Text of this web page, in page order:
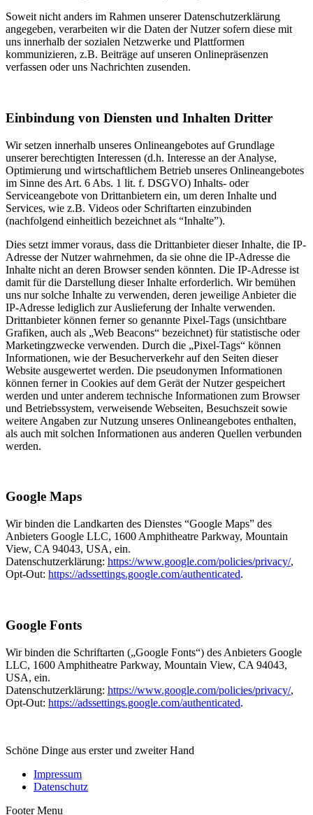
Soweit nicht anders im Rahmen unserer Datenschutzerklärung
angegeben, verarbeiten wir die Daten der Nutzer sofern diese mit
uns innerhalb der sozialen Netzwerke und Plattformen
kommunizieren, z.B. Beiträge auf unseren Onlinepräsenzen
verfassen oder uns Nachrichten zusenden.
Einbindung von Diensten und Inhalten Dritter
Wir setzen innerhalb unseres Onlineangebotes auf Grundlage
unserer berechtigten Interessen (d.h. Interesse an der Analyse,
Optimierung und wirtschaftlichem Betrieb unseres Onlineangebotes
im Sinne des Art. 6 Abs. 1 lit. f. DSGVO) Inhalts- oder
Serviceangebote von Drittanbietern ein, um deren Inhalte und
Services, wie z.B. Videos oder Schriftarten einzubinden
(nachfolgend einheitlich bezeichnet als “Inhalte”).
Dies setzt immer voraus, dass die Drittanbieter dieser Inhalte, die IP-
Adresse der Nutzer wahrnehmen, da sie ohne die IP-Adresse die
Inhalte nicht an deren Browser senden könnten. Die IP-Adresse ist
damit für die Darstellung dieser Inhalte erforderlich. Wir bemühen
uns nur solche Inhalte zu verwenden, deren jeweilige Anbieter die
IP-Adresse lediglich zur Auslieferung der Inhalte verwenden.
Drittanbieter können ferner so genannte Pixel-Tags (unsichtbare
Grafiken, auch als „Web Beacons“ bezeichnet) für statistische oder
Marketingzwecke verwenden. Durch die „Pixel-Tags“ können
Informationen, wie der Besucherverkehr auf den Seiten dieser
Website ausgewertet werden. Die pseudonymen Informationen
können ferner in Cookies auf dem Gerät der Nutzer gespeichert
werden und unter anderem technische Informationen zum Browser
und Betriebssystem, verweisende Webseiten, Besuchszeit sowie
weitere Angaben zur Nutzung unseres Onlineangebotes enthalten,
als auch mit solchen Informationen aus anderen Quellen verbunden
werden.
Google Maps
Wir binden die Landkarten des Dienstes “Google Maps” des
Anbieters Google LLC, 1600 Amphitheatre Parkway, Mountain
View, CA 94043, USA, ein.
Datenschutzerklärung: https://www.google.com/policies/privacy/,
Opt-Out: https://adssettings.google.com/authenticated.
Google Fonts
Wir binden die Schriftarten („Google Fonts“) des Anbieters Google
LLC, 1600 Amphitheatre Parkway, Mountain View, CA 94043,
USA, ein.
Datenschutzerklärung: https://www.google.com/policies/privacy/,
Opt-Out: https://adssettings.google.com/authenticated.
Schöne Dinge aus erster und zweiter Hand
Impressum
Datenschutz
Footer Menu